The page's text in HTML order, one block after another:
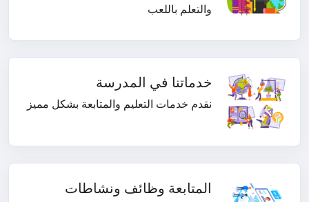
والتعلم باللعب
خدماتنا في المدرسة
نقدم خدمات التعليم والمتابعة بشكل مميز
المتابعة وظائف ونشاطات